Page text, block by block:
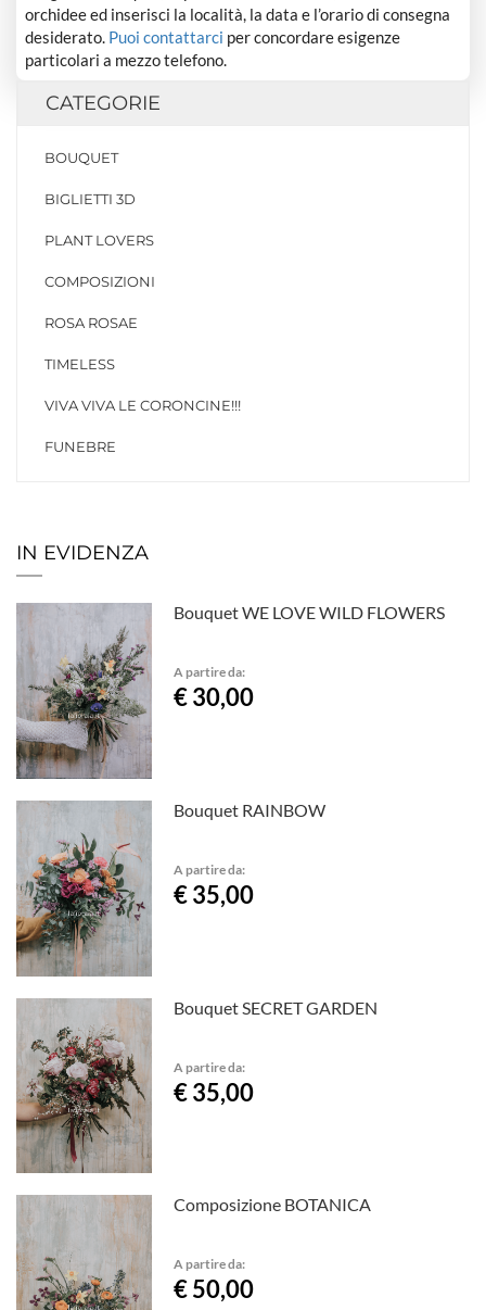
orchidee ed inserisci la località, la data e l’orario di consegna
desiderato. Puoi contattarci per concordare esigenze
particolari a mezzo telefono.
CATEGORIE
BOUQUET
BIGLIETTI 3D
PLANT LOVERS
COMPOSIZIONI
ROSA ROSAE
TIMELESS
VIVA VIVA LE CORONCINE!!!
FUNEBRE
IN EVIDENZA
Bouquet WE LOVE WILD FLOWERS
A partire da:
€ 30,00
Bouquet RAINBOW
A partire da:
€ 35,00
Bouquet SECRET GARDEN
A partire da:
€ 35,00
Composizione BOTANICA
A partire da:
€ 50,00